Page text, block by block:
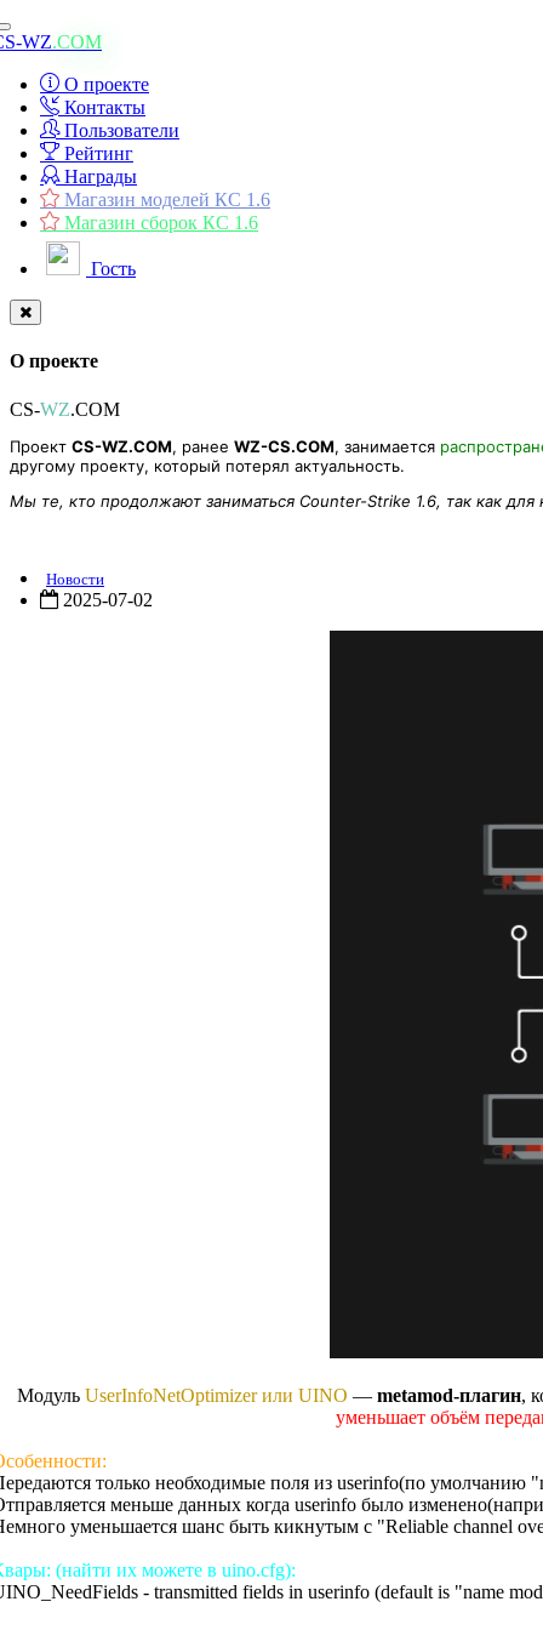
Toggle
navigation
WZ.COM
О проекте
Контакты
Пользователи
Рейтинг
Награды
Магазин моделей КС 1.6
Магазин сборок КС 1.6
Гость
О проекте
CS-WZ.COM
Проект CS-WZ.COM, ранее WZ-CS.COM, занимается
другому проекту, который потерял актуальность.
Мы те, кто продолжают заниматься Counter-Strike 1.6, так как для
Новости
2025-07-02
Модуль UserInfoNetOptimizer или UINO — metamod-плагин,
уменьшает объём
только необходимые поля из userinfo(по
меньше данных когда userinfo было
уменьшается шанс быть кикнутым с "Reliable channel
(найти их можете в uino.cfg):
- transmitted fields in userinfo (default is "name